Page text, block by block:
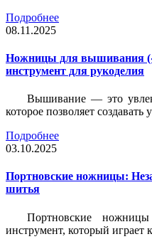
Подробнее
08.11.2025
Ножницы для вышивания
инструмент для рукоделия
Вышивание — это
которое позволяет создавать
Подробнее
03.10.2025
Портновские ножницы:
шитья
Портновские
инструмент, который